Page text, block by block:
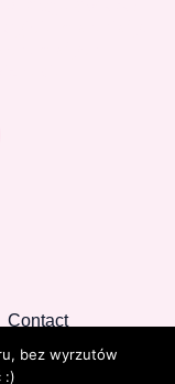
Contact
bez wyrzutów
:)